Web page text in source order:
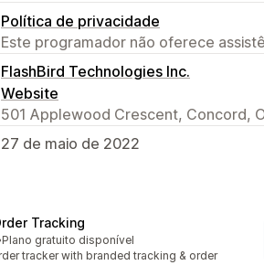
Política de privacidade
Este programador não oferece
FlashBird Technologies Inc.
Website
501 Applewood Crescent, Concord,
27 de maio de 2022
Tracking
avaliações
Plano gratuito disponível
tracker with branded tracking & order